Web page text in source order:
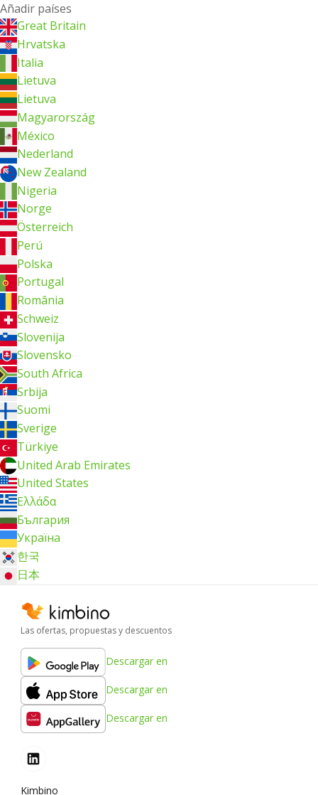
Añadir países
Great Britain
Hrvatska
Italia
Lietuva
Lietuva
Magyarország
México
Nederland
New Zealand
Nigeria
Norge
Österreich
Perú
Polska
Portugal
România
Schweiz
Slovenija
Slovensko
South Africa
Srbija
Suomi
Sverige
Türkiye
United Arab Emirates
United States
Ελλάδα
България
Україна
한국
日本
Las ofertas, propuestas y descuentos
Descargar en
Descargar en
Descargar en
Kimbino